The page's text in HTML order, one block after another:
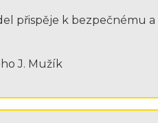
přispěje k bezpečnému
J. Mužík